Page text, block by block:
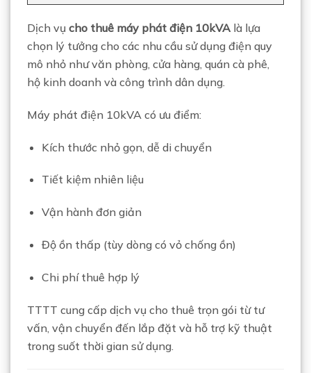
Dịch vụ cho thuê máy phát điện 10kVAlà lựa
chọn lý tưởng cho các nhu cầu sử dụng điện quy
mô nhỏ như văn phòng, cửa hàng, quán cà phê,
hộ kinh doanh và công trình dân dụng.
Máy phát điện 10kVA có ưu điểm:
Kích thước nhỏ gọn, dễ di chuyển
Tiết kiệm nhiên liệu
Vận hành đơn giản
Độ ồn thấp (tùy dòng có vỏ chống ồn)
Chi phí thuê hợp lý
TTTT cung cấp dịch vụ cho thuê trọn gói từ tư
vấn, vận chuyển đến lắp đặt và hỗ trợ kỹ thuật
trong suốt thời gian sử dụng.